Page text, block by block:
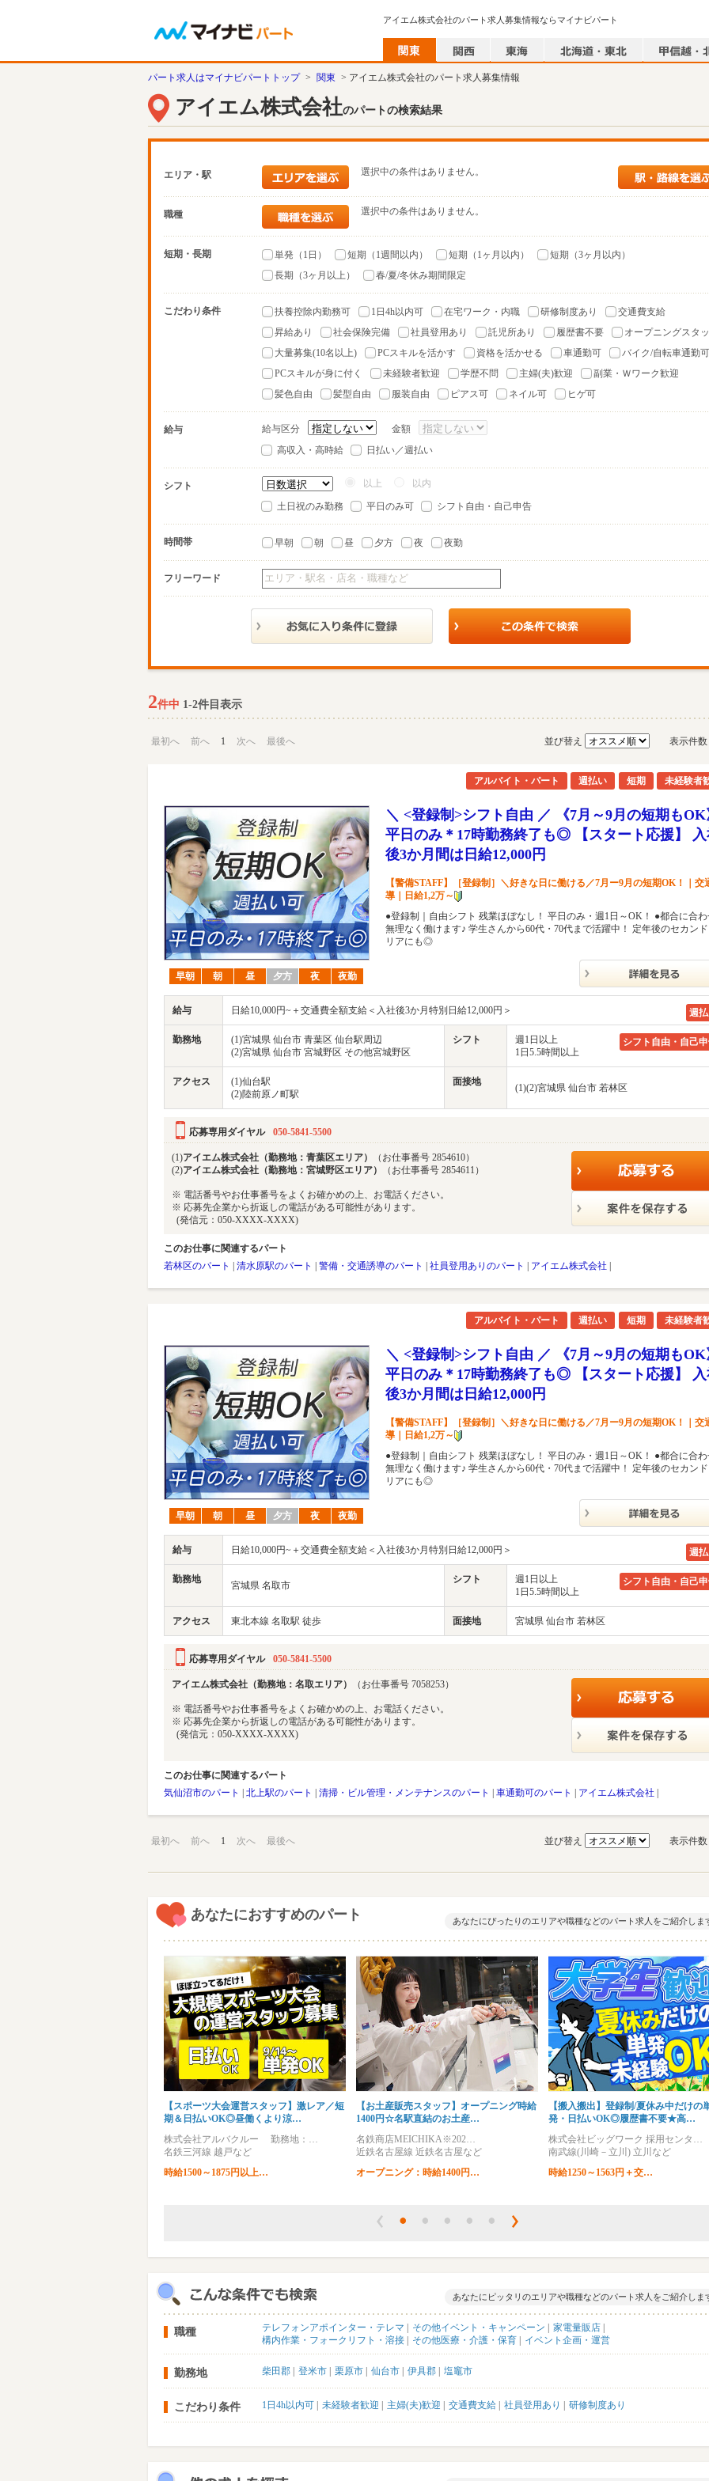
アイエム株式会社のパート求人募集情報ならマイナビパート
パート求人はマイナビパートトップ > 関東 > アイエム株式会社のパート求人募集情報
アイエム株式会社のパートの検索結果
エリア・駅 選択中の条件はありません。
職種 選択中の条件はありません。
短期・長期 単発（1日） 短期（1週間以内） 短期（1ヶ月以内）
短期（3ヶ月以内）
長期（3ヶ月以上）
春/夏/冬休み期間限定
こだわり条件 扶養控除内勤務可 1日4h以内可 在宅ワーク・内職 研修制度あり
交通費支給
昇給あり
社会保険完備 社員登用あり 託児所あり 履歴書不要
オープニングスタ
大量募集(10名以上)
PCスキルを活かす 資格を活かせる 車通勤可
バイク/自転車通勤可
PCスキルが身に付く
未経験者歓迎 学歴不問 主婦(夫)歓迎
副業・Ｗワーク歓迎
髪色自由
髪型自由 服装自由 ピアス可 ネイル可 ヒゲ可
給与 給与区分
金額
高収入・高時給
日払い／週払い
シフト 以上 以内
土日祝のみ勤務 平日のみ可 シフト自由・自己申告
時間帯 早朝 朝 昼 夕方 夜 夜勤
フリーワード
2件中 1-2件目表示
最初へ 前へ 1 次へ 最後へ 並び替え 表示件数
アルバイト・パート 週払い 短期 未経験者
早朝 朝 昼 夕方 夜 夜勤
＼ <登録制>シフト自由 ／ 《7月～9月の短期もOK
平日のみ＊17時勤務終了も◎ 【スタート応援】
後3か月間は日給12,000円
【警備STAFF】［登録制］＼好きな日に働ける／7月ー9月の短期OK！｜交
導｜日給1,2万～
●登録制｜自由シフト 残業ほぼなし！ 平日のみ・週1日～OK！ ●都合に合わ
無理なく働けます♪ 学生さんから60代・70代まで活躍中！ 定年後のセカンド
リアにも◎
給与 日給10,000円~＋交通費全額支給＜入社後3か月特別日給12,000円＞ 週
勤務地
(1)宮城県 仙台市 青葉区 仙台駅周辺
(2)宮城県 仙台市 宮城野区 その他宮城野区
シフト
週1日以上
1日5.5時間以上
シフト自由・自己
アクセス
(1)仙台駅
(2)陸前原ノ町駅
面接地
(1)(2)宮城県 仙台市 若林区
応募専用ダイヤル 050-5841-5500
(1)アイエム株式会社（勤務地：青葉区エリア）
（お仕事番号 2854610）
(2)アイエム株式会社（勤務地：宮城野区エリア） （お仕事番号 2854611）
※ 電話番号やお仕事番号をよくお確かめの上、お電話ください。
※ 応募先企業から折返しの電話がある可能性があります。
(発信元：050-XXXX-XXXX)
このお仕事に関連するパート
若林区のパート
清水原駅のパート 警備・交通誘導のパート 社員登用ありのパート アイエム株式会社
アルバイト・パート 週払い 短期 未経験者
早朝 朝 昼 夕方 夜 夜勤
＼ <登録制>シフト自由 ／ 《7月～9月の短期もOK
平日のみ＊17時勤務終了も◎ 【スタート応援】
後3か月間は日給12,000円
【警備STAFF】［登録制］＼好きな日に働ける／7月ー9月の短期OK！｜交
導｜日給1,2万～
●登録制｜自由シフト 残業ほぼなし！ 平日のみ・週1日～OK！ ●都合に合わ
無理なく働けます♪ 学生さんから60代・70代まで活躍中！ 定年後のセカンド
リアにも◎
給与 日給10,000円~＋交通費全額支給＜入社後3か月特別日給12,000円＞ 週
勤務地
宮城県 名取市
シフト
週1日以上
1日5.5時間以上
シフト自由・自己
アクセス 東北本線 名取駅 徒歩 面接地 宮城県 仙台市 若林区
応募専用ダイヤル 050-5841-5500
アイエム株式会社（勤務地：名取エリア） （お仕事番号 7058253）
※ 電話番号やお仕事番号をよくお確かめの上、お電話ください。
※ 応募先企業から折返しの電話がある可能性があります。
(発信元：050-XXXX-XXXX)
このお仕事に関連するパート
気仙沼市のパート
北上駅のパート 清掃・ビル管理・メンテナンスのパート 車通勤可のパート アイエム株式会社
最初へ 前へ 1 次へ 最後へ 並び替え 表示件数
あなたにおすすめのパート あなたにぴったりのエリアや職種などのパート求人をご紹介しま
【スポーツ大会運営スタッフ】激レア／短
期＆日払いOK◎昼働くより涼…
株式会社アルバクルー 勤務地：…
名鉄三河線 越戸など
時給1500～1875円以上…
【お土産販売スタッフ】オープニング時給
1400円☆名駅直結のお土産…
名鉄商店MEICHIKA※202…
近鉄名古屋線 近鉄名古屋など
オープニング：時給1400円…
【搬入搬出】登録制/夏休み中だけの
発・日払いOK◎履歴書不要★高…
株式会社ビッグワーク 採用センタ…
南武線(川崎－立川) 立川など
時給1250～1563円＋交…
あなたにピッタリのエリアや職種などのパート求人をご紹介しま
職種 テレフォンアポインター・テレマ その他イベント・キャンペーン
家電量販店
構内作業・フォークリフト・溶接
その他医療・介護・保育 イベント企画・運営
勤務地 柴田郡 登米市 栗原市 仙台市 伊具郡 塩竈市
こだわり条件 1日4h以内可 未経験者歓迎 主婦(夫)歓迎 交通費支給 社員登用あり 研修制度あり